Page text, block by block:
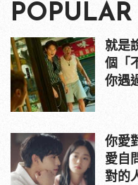
POPULAR
就是
個「
你遇
你愛
愛自
對的